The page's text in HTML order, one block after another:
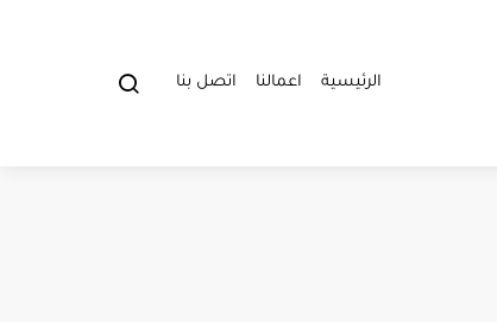
الرئيسية اعمالنا اتصل بنا